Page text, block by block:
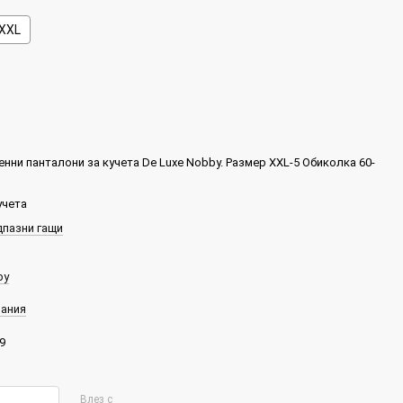
панталони за кучета De Luxe Nobby. Размер XXL-5 Обиколка 60-
гащи
Влез с